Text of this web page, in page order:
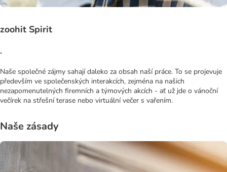
zoohit Spirit
.
Naše společné zájmy sahají daleko za obsah naší práce. To se projevuje
především ve společenských interakcích, zejména na našich
nezapomenutelných firemních a týmových akcích - ať už jde o vánoční
večírek na střešní terase nebo virtuální večer s vařením.
Naše zásady